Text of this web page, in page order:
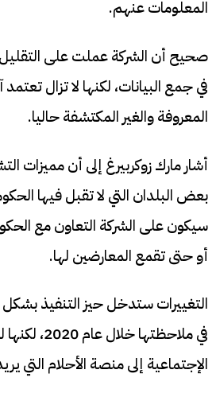
المعلومات عنهم.
صحيح أن الشركة عملت على التقليل
في جمع البيانات، لكنها لا تزال تعتمد
المعروفة والغير المكتشفة حاليا.
أشار مارك زوكربيرغ إلى أن مميزات
بعض البلدان التي لا تقبل فيها
سيكون على الشركة التعاون مع
أو حتى تقمع المعارضين لها.
التغييرات ستدخل حيز التنفيذ
في ملاحظتها
الإجتماعية إلى منصة الأحلام التي